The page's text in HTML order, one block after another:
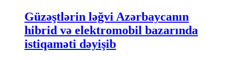
Güzəştlərin ləğvi Azərbaycanın
hibrid və elektromobil bazarında
istiqaməti dəyişib